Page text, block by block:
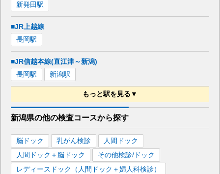
新発田駅
■JR上越線
長岡駅
■JR信越本線(直江津～新潟)
長岡駅 新潟駅
もっと駅を見る▼
■JR白新線
新発田駅 新潟駅
■JR越後線
新潟駅
新潟県の他の検査コースから探す
脳ドック 乳がん検診
人間ドック
人間ドック＋脳ドック
その他検診/ドック
レディースドック（人間ドック＋婦人科検診）